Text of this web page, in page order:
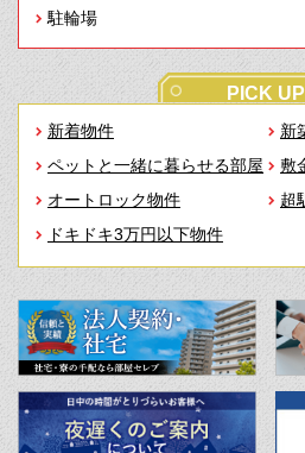
駐輪場
PICK UP
新着物件
新
ペットと一緒に暮らせる部屋
敷
オートロック物件
超
ドキドキ3万円以下物件